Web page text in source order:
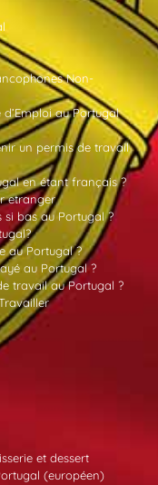
Non-
au Portugal
un permis de travail
en étant français ?
etranger
si bas au Portugal ?
au Portugal ?
au Portugal ?
travail au Portugal ?
et dessert
(européen)